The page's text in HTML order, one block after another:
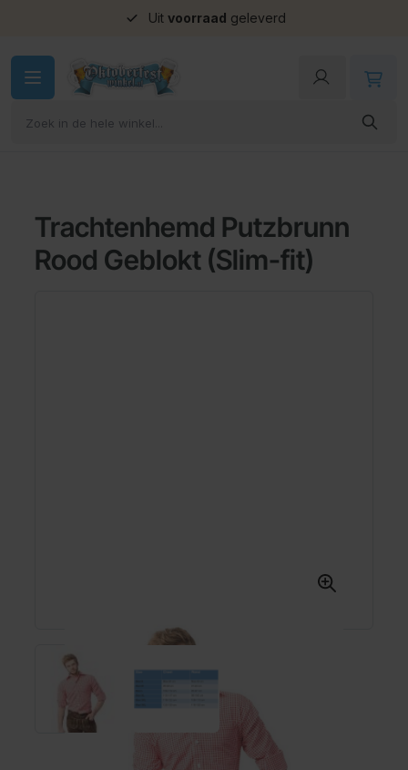
Uit voorraad geleverd
Trachtenhemd Putzbrunn
Rood Geblokt (Slim-fit)